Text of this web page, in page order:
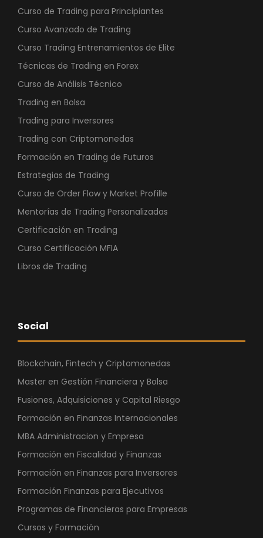
Curso de Trading para Principiantes
Curso Avanzado de Trading
Curso Trading Entrenamientos de Elite
Técnicas de Trading en Forex
Curso de Análisis Técnico
Trading en Bolsa
Trading para Inversores
Trading con Criptomonedas
Formación en Trading de Futuros
Estrategias de Trading
Curso de Order Flow y Market Profille
Mentorías de Trading Personalizadas
Certificación en Trading
Curso Certificación MFIA
Libros de Trading
Social
Blockchain, Fintech y Criptomonedas
Master en Gestión Financiera y Bolsa
Fusiones, Adquisiciones y Capital Riesgo
Formación en Finanzas Internacionales
MBA Administracion y Empresa
Formación en Fiscalidad y Finanzas
Formación en Finanzas para Inversores
Formación Finanzas para Ejecutivos
Programas de Financieras para Empresas
Cursos y Formación